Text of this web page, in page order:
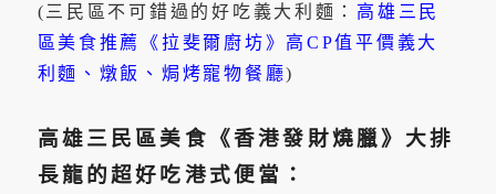
(三民區不可錯過的好吃義大利麵： 高雄三民
區美食推薦《拉斐爾廚坊》高CP值平價義大
利麵、燉飯、焗烤寵物餐廳)
高雄三民區美食《香港發財燒臘》大排
長龍的超好吃港式便當：